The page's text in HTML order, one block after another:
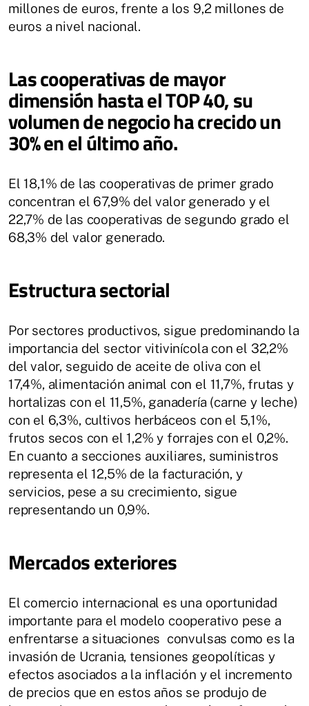
millones de euros, frente a los 9,2 millones de
euros a nivel nacional.
Las cooperativas de mayor
dimensión hasta el TOP 40, su
volumen de negocio ha crecido un
30% en el último año.
El 18,1% de las cooperativas de primer grado
concentran el 67,9% del valor generado y el
22,7% de las cooperativas de segundo grado el
68,3% del valor generado.
Estructura sectorial
Por sectores productivos, sigue predominando la
importancia del sector vitivinícola con el 32,2%
del valor, seguido de aceite de oliva con el
17,4%, alimentación animal con el 11,7%, frutas y
hortalizas con el 11,5%, ganadería (carne y leche)
con el 6,3%, cultivos herbáceos con el 5,1%,
frutos secos con el 1,2% y forrajes con el 0,2%.
En cuanto a secciones auxiliares, suministros
representa el 12,5% de la facturación, y
servicios, pese a su crecimiento, sigue
representando un 0,9%.
Mercados exteriores
El comercio internacional es una oportunidad
importante para el modelo cooperativo pese a
enfrentarse a situaciones convulsas como es la
invasión de Ucrania, tensiones geopolíticas y
efectos asociados a la inflación y el incremento
de precios que en estos años se produjo de